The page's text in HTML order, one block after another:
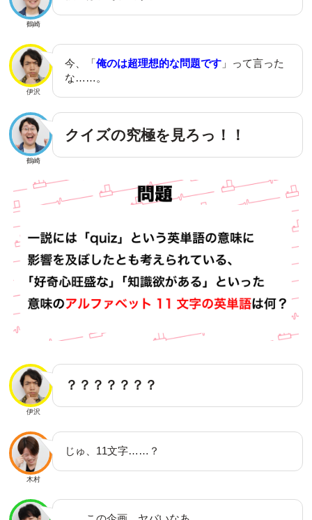
鶴崎
伊沢
今、「俺のは超理想的な問題です 」って言った
な……。
鶴崎
クイズの究極を見ろっ！！
伊沢
？？？？？？？
木村
じゅ、11文字……？